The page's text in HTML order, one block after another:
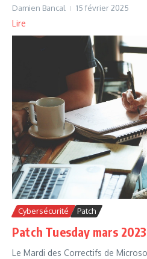
Damien Bancal 15 février 2025
Lire
Cybersécurité Patch
Patch Tuesday mars 2023
Le Mardi des Correctifs de